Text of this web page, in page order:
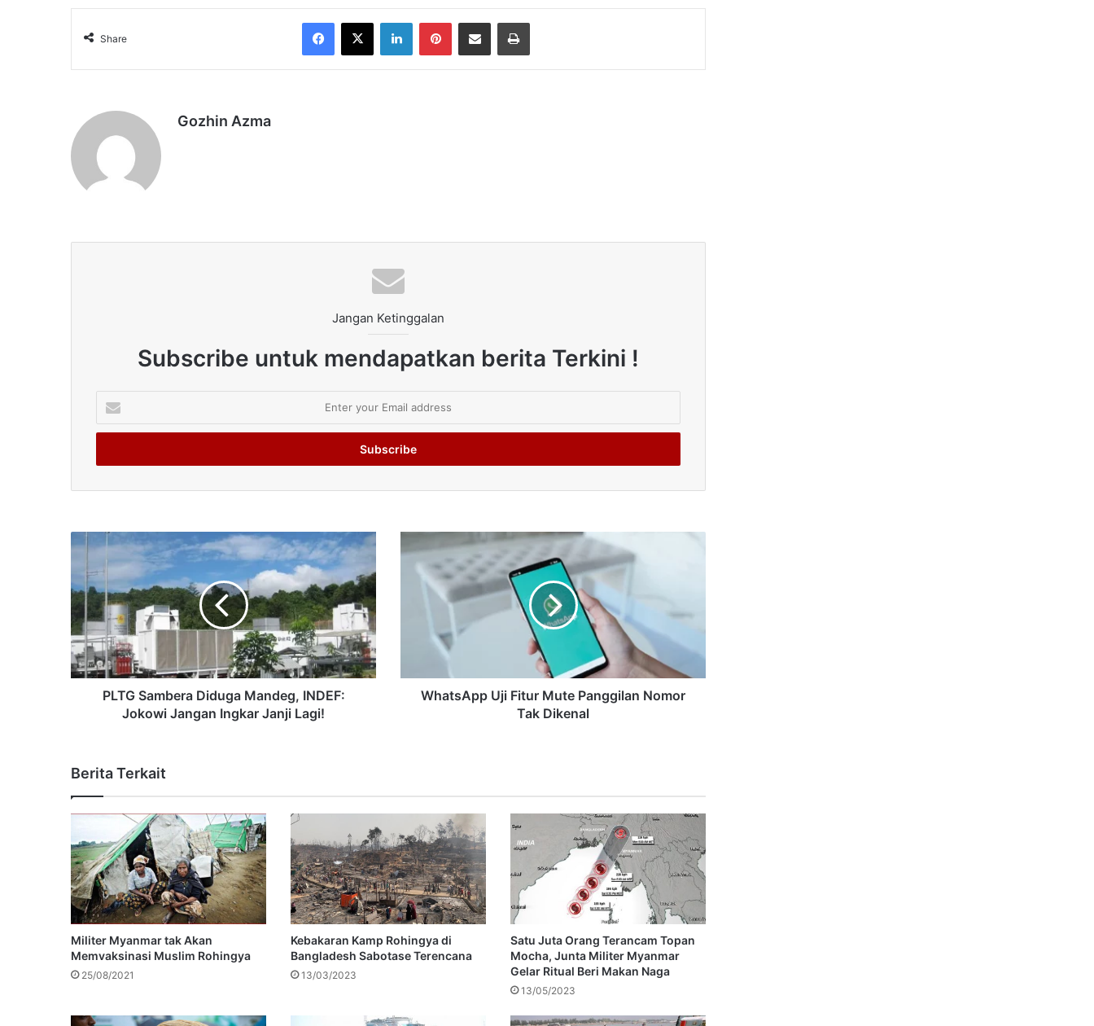
Share
Facebook
X LinkedInPinterestShare via Email Print
Gozhin Azma
Jangan Ketinggalan
Subscribe untuk mendapatkan berita Terkini !
your
Email
PLTG Sambera Diduga Mandeg, INDEF:
Jokowi Jangan Ingkar Janji Lagi!
WhatsApp Uji Fitur Mute Panggilan Nomor
Tak Dikenal
Berita Terkait
Militer Myanmar tak Akan
Memvaksinasi Muslim Rohingya
25/08/2021
Kebakaran Kamp Rohingya di
Bangladesh Sabotase Terencana
13/03/2023
Satu Juta Orang Terancam Topan
Mocha, Junta Militer Myanmar
Gelar Ritual Beri Makan Naga
13/05/2023